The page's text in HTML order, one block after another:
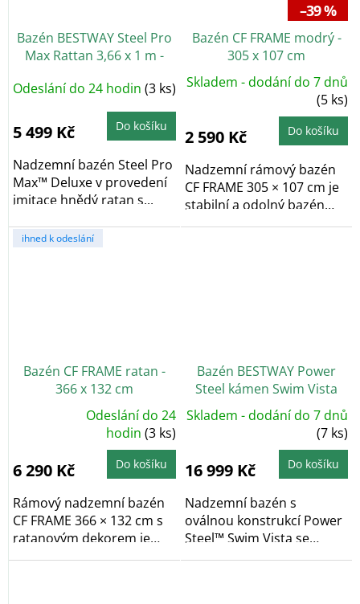
Bazén BESTWAY Steel Pro
Max Rattan 3,66 x 1 m -
Odeslání do 24 hodin (3 ks)
5 499 Kč Do košíku
Nadzemní bazén Steel Pro
Max™ Deluxe v provedení
imitace hnědý ratan s...
–39 %
Bazén CF FRAME modrý -
305 x 107 cm
Skladem - dodání do 7 dnů
(5 ks)
2 590 Kč Do košíku
Nadzemní rámový bazén
CF FRAME 305 × 107 cm je
stabilní a odolný bazén
vhodný pro...
ihned k odeslání
Bazén CF FRAME ratan -
366 x 132 cm
5,0
z
5
Odeslání do 24
hodin(3 ks)
6 290 Kč Do košíku
Rámový nadzemní bazén
CF FRAME 366 × 132 cm s
ratanovým dekorem je
stabilní a odolný...
Bazén BESTWAY Power
Steel kámen Swim Vista
5,49 x 2,74 x 1,22 m - 56716
Skladem - dodání do 7 dnů
(7 ks)
16 999 Kč Do košíku
Nadzemní bazén s
oválnou konstrukcí Power
Steel™ Swim Vista se
dvěma průhledy...